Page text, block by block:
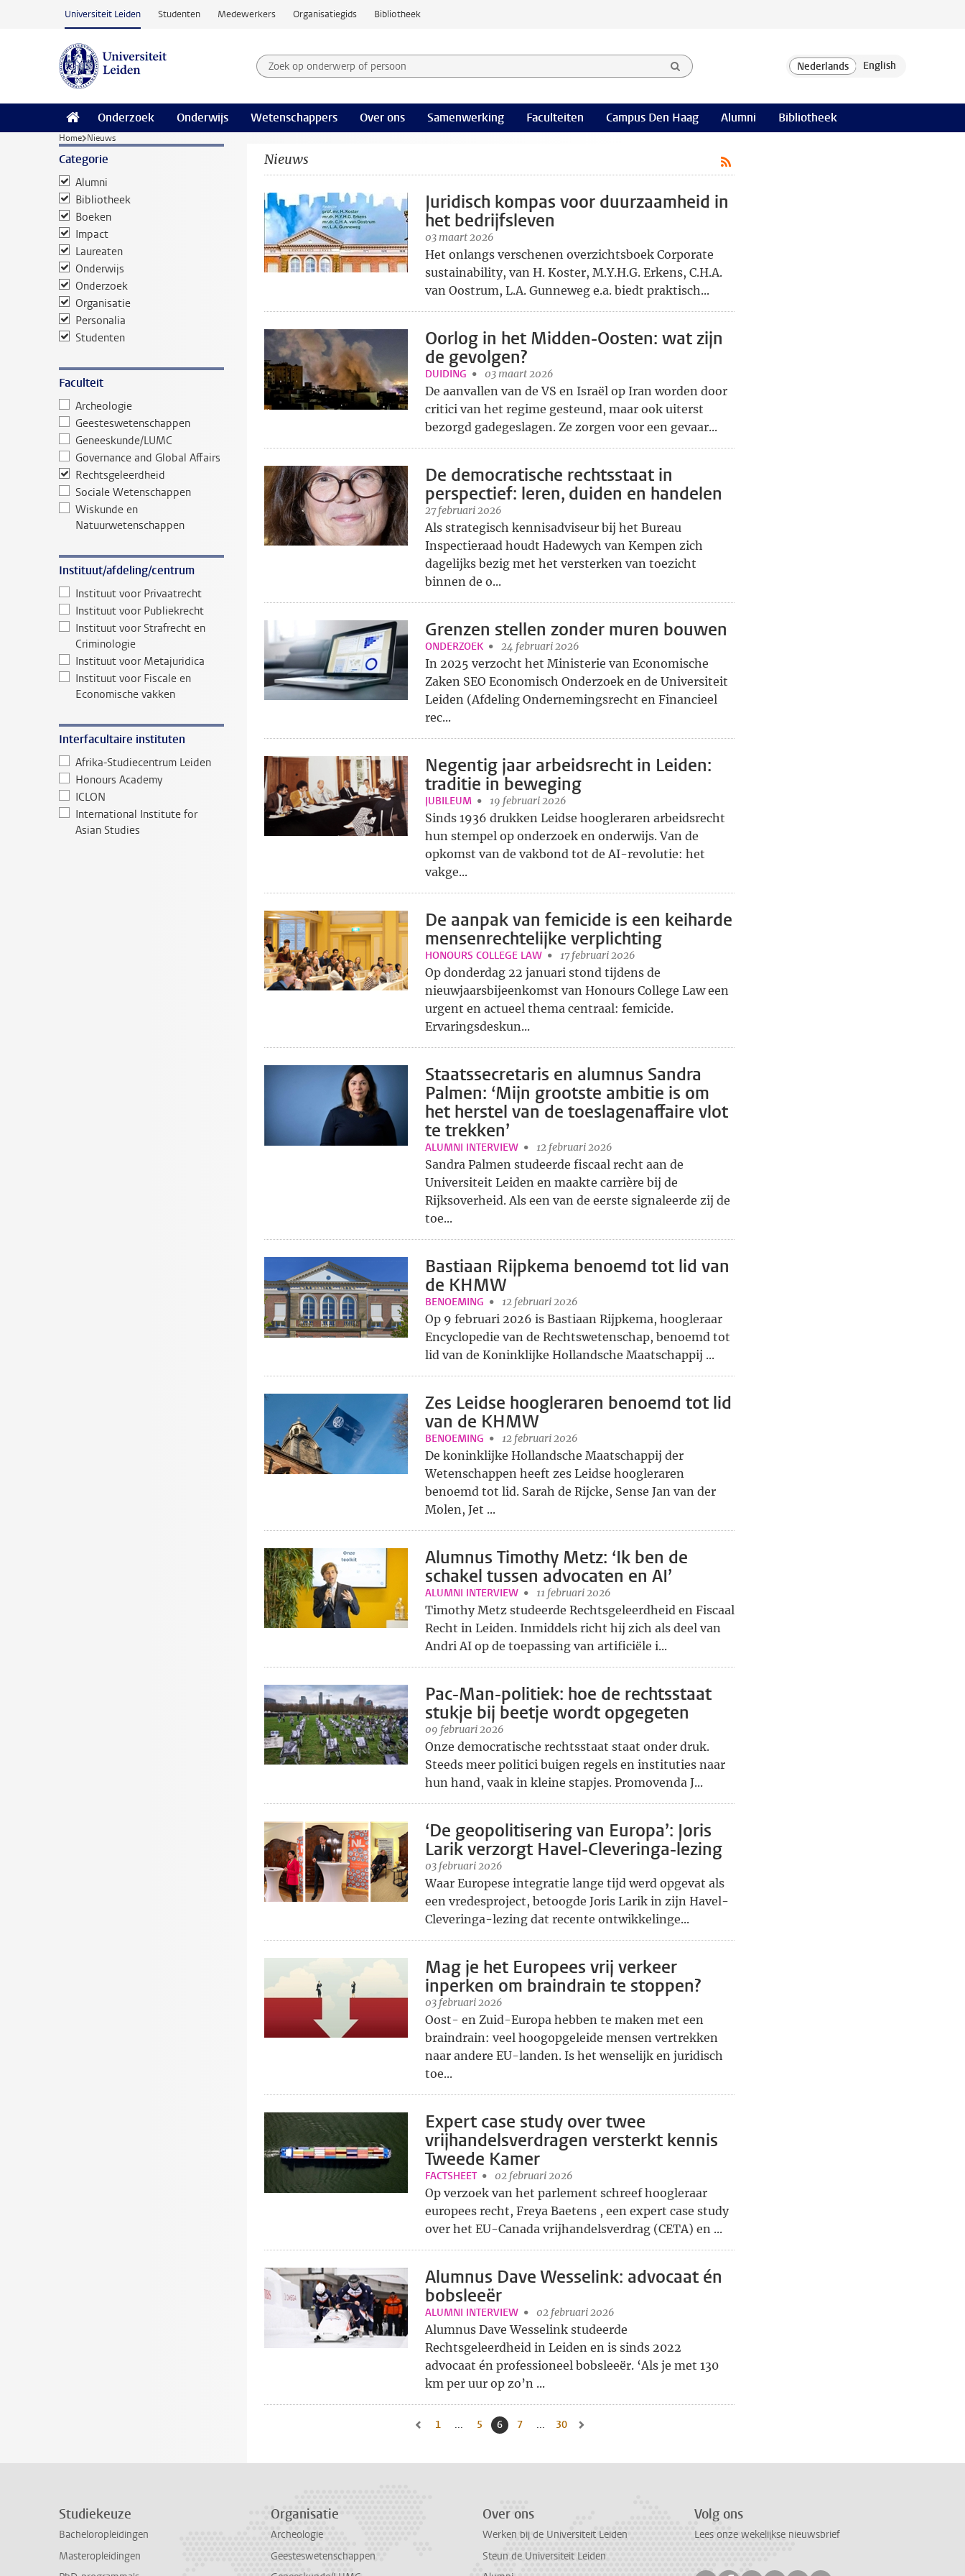
Ga naar hoofdinhoud
Universiteit Leiden Studenten Medewerkers Organisatiegids Bibliotheek
Zoek op onderwerp of persoon en selecteer categorie
Zoekterm
Onderzoek Onderwijs Wetenschappers Over ons Samenwerking Faculteiten Campus Den Haag Alumni Bibliotheek
Home Nieuws
Categorie
Alumni
Bibliotheek
Boeken
Impact
Laureaten
Onderwijs
Onderzoek
Organisatie
Personalia
Studenten
Faculteit
Archeologie
Geesteswetenschappen
Geneeskunde/LUMC
Governance and Global Affairs
Rechtsgeleerdheid
Sociale Wetenschappen
Wiskunde en
Natuurwetenschappen
Instituut/afdeling/centrum
Instituut voor Privaatrecht
Instituut voor Publiekrecht
Instituut voor Strafrecht en
Criminologie
Instituut voor Metajuridica
Instituut voor Fiscale en
Economische vakken
Interfacultaire instituten
Afrika-Studiecentrum Leiden
Honours Academy
ICLON
International Institute for
Asian Studies
Nieuws
Juridisch kompas voor duurzaamheid in
het bedrijfsleven
03 maart 2026
Het onlangs verschenen overzichtsboek Corporate
sustainability, van H. Koster, M.Y.H.G. Erkens, C.H.A.
van Oostrum, L.A. Gunneweg e.a. biedt praktisch...
Oorlog in het Midden-Oosten: wat zijn
de gevolgen?
DUIDING 03 maart 2026
De aanvallen van de VS en Israël op Iran worden door
critici van het regime gesteund, maar ook uiterst
bezorgd gadegeslagen. Ze zorgen voor een gevaar...
De democratische rechtsstaat in
perspectief: leren, duiden en handelen
27 februari 2026
Als strategisch kennisadviseur bij het Bureau
Inspectieraad houdt Hadewych van Kempen zich
dagelijks bezig met het versterken van toezicht
binnen de o...
Grenzen stellen zonder muren bouwen
ONDERZOEK 24 februari 2026
In 2025 verzocht het Ministerie van Economische
Zaken SEO Economisch Onderzoek en de Universiteit
Leiden (Afdeling Ondernemingsrecht en Financieel
rec...
Negentig jaar arbeidsrecht in Leiden:
traditie in beweging
JUBILEUM 19 februari 2026
Sinds 1936 drukken Leidse hoogleraren arbeidsrecht
hun stempel op onderzoek en onderwijs. Van de
opkomst van de vakbond tot de AI-revolutie: het
vakge...
De aanpak van femicide is een keiharde
mensenrechtelijke verplichting
HONOURS COLLEGE LAW 17 februari 2026
Op donderdag 22 januari stond tijdens de
nieuwjaarsbijeenkomst van Honours College Law een
urgent en actueel thema centraal: femicide.
Ervaringsdeskun...
Staatssecretaris en alumnus Sandra
Palmen: ‘Mijn grootste ambitie is om
het herstel van de toeslagenaffaire vlot
te trekken’
ALUMNI INTERVIEW 12 februari 2026
Sandra Palmen studeerde fiscaal recht aan de
Universiteit Leiden en maakte carrière bij de
Rijksoverheid. Als een van de eerste signaleerde zij de
toe...
Bastiaan Rijpkema benoemd tot lid van
de KHMW
BENOEMING 12 februari 2026
Op 9 februari 2026 is Bastiaan Rijpkema, hoogleraar
Encyclopedie van de Rechtswetenschap, benoemd tot
lid van de Koninklijke Hollandsche Maatschappij ...
Zes Leidse hoogleraren benoemd tot lid
van de KHMW
BENOEMING 12 februari 2026
De koninklijke Hollandsche Maatschappij der
Wetenschappen heeft zes Leidse hoogleraren
benoemd tot lid. Sarah de Rijcke, Sense Jan van der
Molen, Jet ...
Alumnus Timothy Metz: ‘Ik ben de
schakel tussen advocaten en AI’
ALUMNI INTERVIEW 11 februari 2026
Timothy Metz studeerde Rechtsgeleerdheid en Fiscaal
Recht in Leiden. Inmiddels richt hij zich als deel van
Andri AI op de toepassing van artificiële i...
Pac-Man-politiek: hoe de rechtsstaat
stukje bij beetje wordt opgegeten
09 februari 2026
Onze democratische rechtsstaat staat onder druk.
Steeds meer politici buigen regels en instituties naar
hun hand, vaak in kleine stapjes. Promovenda J...
‘De geopolitisering van Europa’: Joris
Larik verzorgt Havel-Cleveringa-lezing
03 februari 2026
Waar Europese integratie lange tijd werd opgevat als
een vredesproject, betoogde Joris Larik in zijn Havel-
Cleveringa-lezing dat recente ontwikkelinge...
Mag je het Europees vrij verkeer
inperken om braindrain te stoppen?
03 februari 2026
Oost- en Zuid-Europa hebben te maken met een
braindrain: veel hoogopgeleide mensen vertrekken
naar andere EU-landen. Is het wenselijk en juridisch
toe...
Expert case study over twee
vrijhandelsverdragen versterkt kennis
Tweede Kamer
FACTSHEET 02 februari 2026
Op verzoek van het parlement schreef hoogleraar
europees recht, Freya Baetens , een expert case study
over het EU-Canada vrijhandelsverdrag (CETA) en ...
Alumnus Dave Wesselink: advocaat én
bobsleeër
ALUMNI INTERVIEW 02 februari 2026
Alumnus Dave Wesselink studeerde
Rechtsgeleerdheid in Leiden en is sinds 2022
advocaat én professioneel bobsleeër. ‘Als je met 130
km per uur op zo’n ...
Naar vorige pagina, pagina 5
Naar eerste pagina, pagina
1 ... Naar pagina
5 Huidige pagina, pagina
6 Naar pagina
7 ... Naar laatste pagina, pagina
30
Studiekeuze
Bacheloropleidingen
Masteropleidingen
Organisatie
Archeologie
Geesteswetenschappen
Over ons
Werken bij de Universiteit Leiden
Steun de Universiteit Leiden
Volg ons
Lees onze wekelijkse nieuwsbrief